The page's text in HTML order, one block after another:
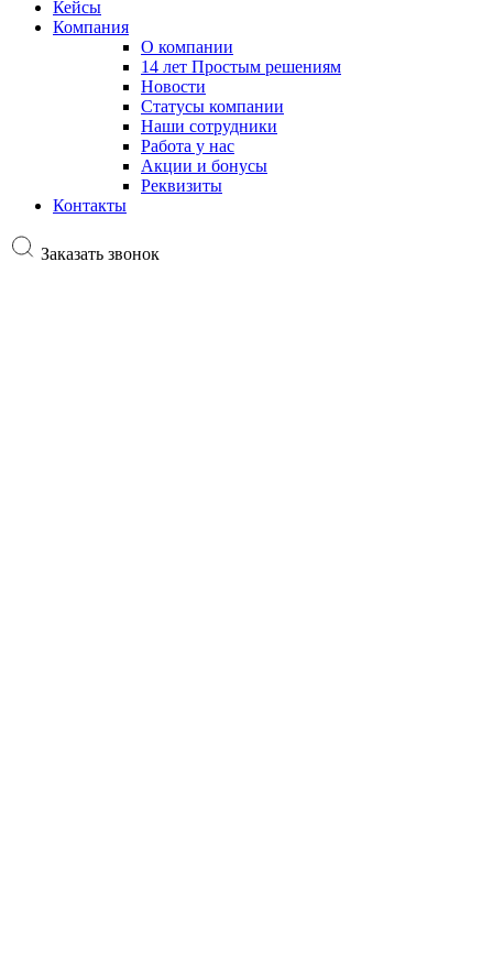
Кейсы
Компания
О компании
14 лет Простым решениям
Новости
Статусы компании
Наши сотрудники
Работа у нас
Акции и бонусы
Реквизиты
Контакты
Заказать звонок